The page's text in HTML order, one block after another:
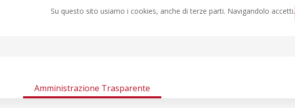
Su questo sito usiamo i cookies, anche di terze parti. Navigandolo accetti.
Amministrazione Trasparente